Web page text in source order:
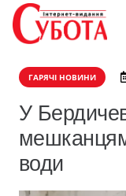
ГАРЯЧІ НОВИНИ
У
води